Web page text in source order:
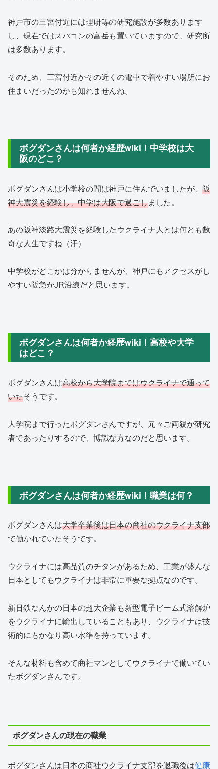
神戸市の三宮付近には理研等の研究施設が多数あります
し、現在ではスパコンの富岳も置いていますので、研究所
は多数あります。
そのため、三宮付近かその近くの電車で着やすい場所にお
住まいだったのかも知れませんね。
ボグダンさんは何者か経歴wiki！中学校は大
阪のどこ？
ボグダンさんは小学校の間は神戸に住んでいましたが、 阪
神大震災を経験し、中学は大阪で過ごしました。
あの阪神淡路大震災を経験したウクライナ人とは何とも数
奇な人生ですね（汗）
中学校がどこかは分かりませんが、神戸にもアクセスがし
やすい阪急かJR沿線だと思います。
ボグダンさんは何者か経歴wiki！高校や大学
はどこ？
ボグダンさんは高校から大学院まではウクライナで通って
いたそうです。
大学院まで行ったボグダンさんですが、元々ご両親が研究
者であったりするので、博識な方なのだと思います。
ボグダンさんは何者か経歴wiki！職業は何？
ボグダンさんは大学卒業後は日本の商社のウクライナ支部
で働かれていたそうです。
ウクライナには高品質のチタンがあるため、工業が盛んな
日本としてもウクライナは非常に重要な拠点なのです。
新日鉄なんかの日本の超大企業も新型電子ビーム式溶解炉
をウクライナに輸出していることもあり、ウクライナは技
術的にもかなり高い水準を持っています。
そんな材料も含めて商社マンとしてウクライナで働いてい
たボグダンさんです。
ボグダンさんの現在の職業
ボグダンさんは日本の商社ウクライナ支部を退職後は健康